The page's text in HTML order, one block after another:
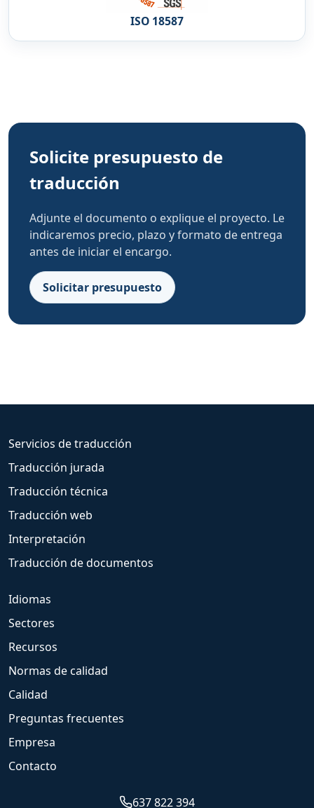
ISO 18587
Solicite presupuesto de
traducción
Adjunte el documento o explique el proyecto. Le
indicaremos precio, plazo y formato de entrega
antes de iniciar el encargo.
Solicitar presupuesto
Servicios de traducción
Traducción jurada
Traducción técnica
Traducción web
Interpretación
Traducción de documentos
Idiomas
Sectores
Recursos
Normas de calidad
Calidad
Preguntas frecuentes
Empresa
Contacto
637 822 394